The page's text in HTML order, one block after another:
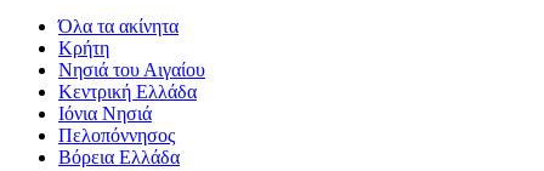
Όλα τα ακίνητα
Κρήτη
Νησιά του Αιγαίου
Κεντρική Ελλάδα
Ιόνια Νησιά
Πελοπόννησος
Βόρεια Ελλάδα